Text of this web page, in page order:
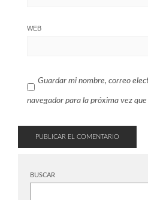
WEB
Guardar mi nombre, correo
navegador para la próxima vez
BUSCAR